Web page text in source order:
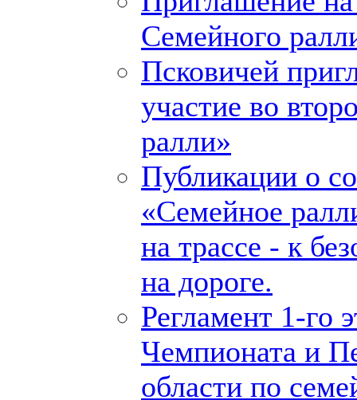
Семейного
Псковичей
участие во
ралли»
Публикации о
«Семейное
на трассе - к
на дороге.
Регламент 1-го
Чемпионата и
области по